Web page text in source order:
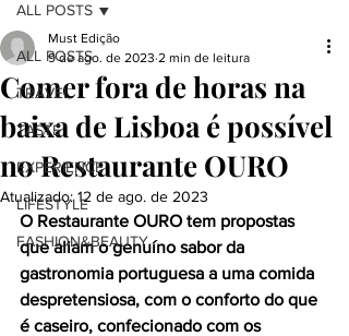
ALL POSTS
TRAVEL
TASTE
EXPERIENCE
LIFESTYLE
FASHION&BEAUTY
ALL POSTS
Comer fora de horas na
baixa de Lisboa é possível
no Restaurante OURO
Must Edição
9 de ago. de 2023 2 min de leitura
Atualizado:12 de ago. de 2023
O Restaurante OURO tem propostas
que aliam o genuíno sabor da
gastronomia portuguesa a uma comida
despretensiosa, com o conforto do que
é caseiro, confecionado com os